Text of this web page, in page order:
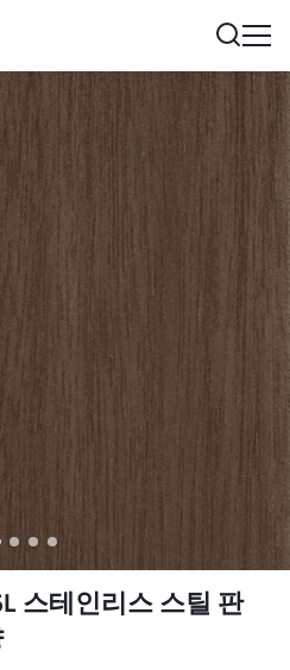
스테인리스 스틸 판